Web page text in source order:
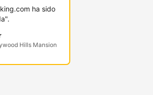
ha sido
Hills Mansion